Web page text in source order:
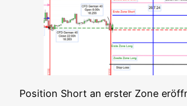
Posi­ti­on Short an ers­ter Zone